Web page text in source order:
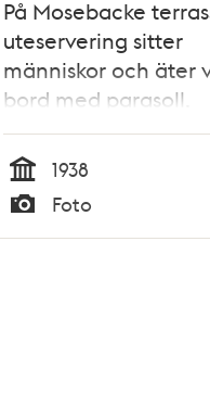
På Mosebacke
uteservering sitter
människor och äter
bord med parasoll.
Tid
1938
Typ
Foto